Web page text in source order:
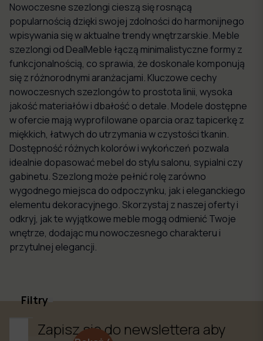
Nowoczesne szezlongi cieszą się rosnącą
popularnością dzięki swojej zdolności do harmonijnego
wpisywania się w aktualne trendy wnętrzarskie. Meble
szezlongi od DealMeble łączą minimalistyczne formy z
funkcjonalnością, co sprawia, że doskonale komponują
się z różnorodnymi aranżacjami. Kluczowe cechy
nowoczesnych szezlongów to prostota linii, wysoka
jakość materiałów i dbałość o detale. Modele dostępne
w ofercie mają wyprofilowane oparcia oraz tapicerkę z
miękkich, łatwych do utrzymania w czystości tkanin.
Dostępność różnych kolorów i wykończeń pozwala
idealnie dopasować mebel do stylu salonu, sypialni czy
gabinetu. Szezlong może pełnić rolę zarówno
wygodnego miejsca do odpoczynku, jak i eleganckiego
elementu dekoracyjnego. Skorzystaj z naszej oferty i
odkryj, jak te wyjątkowe meble mogą odmienić Twoje
wnętrze, dodając mu nowoczesnego charakteru i
przytulnej elegancji.
Filtry
CENAZapisz się do newslettera aby